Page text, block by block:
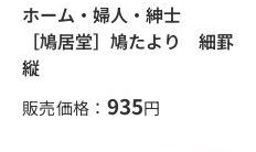
ホーム・婦人・紳士
［鳩居堂］鳩たより 細罫
縦
販売価格： 935円